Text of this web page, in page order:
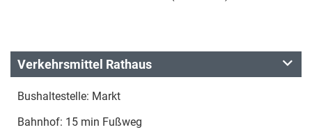
Verkehrsmittel Rathaus
Bushaltestelle: Markt
Bahnhof: 15 min Fußweg